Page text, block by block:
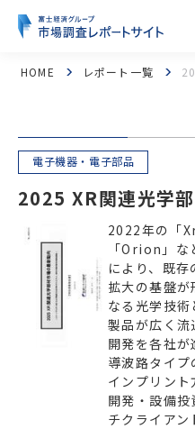
フード・フードサービス
医薬品・メディカル
産業機器・制御機器
ICTソリューション・サービス
エネルギー
HOME レポート一覧
電子機器・電子部品
2025 XR関連光学
2022年の「
「Orion」な
により、既
拡大の基盤
なる光学技
製品が広く流
開発を各社
導波路タイプ
インプリン
開発・設備
チクライア